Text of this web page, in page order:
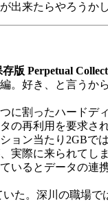
出来たらやろうかし
版 Perpetual
好き、と言う
割ったハードデ
再利用を要求
ン当たり2GB
実際に来られてし
るとデータの連
。深川の職場で